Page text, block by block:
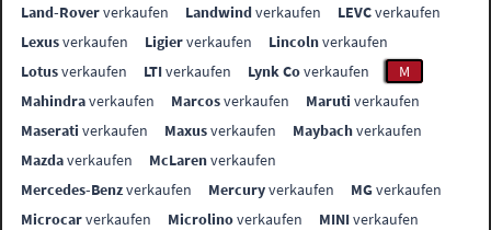
Land-Roververkaufen Landwindverkaufen LEVCverkaufen
Lexusverkaufen Ligierverkaufen Lincolnverkaufen
Lotusverkaufen LTIverkaufen Lynk Coverkaufen
M
Mahindraverkaufen Marcosverkaufen Maruti verkaufen
Maserati verkaufen Maxusverkaufen Maybachverkaufen
Mazdaverkaufen McLarenverkaufen
Mercedes-Benzverkaufen Mercuryverkaufen MGverkaufen
Microcarverkaufen Microlinoverkaufen MINIverkaufen